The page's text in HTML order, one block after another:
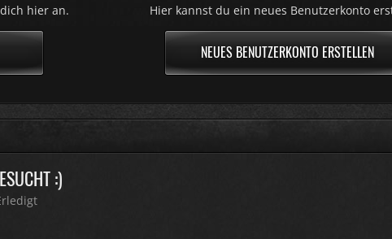
hier an. Hier kannst du ein neues Benutzerkonto
NEUES BENUTZERKONTO ERSTELLEN
:)